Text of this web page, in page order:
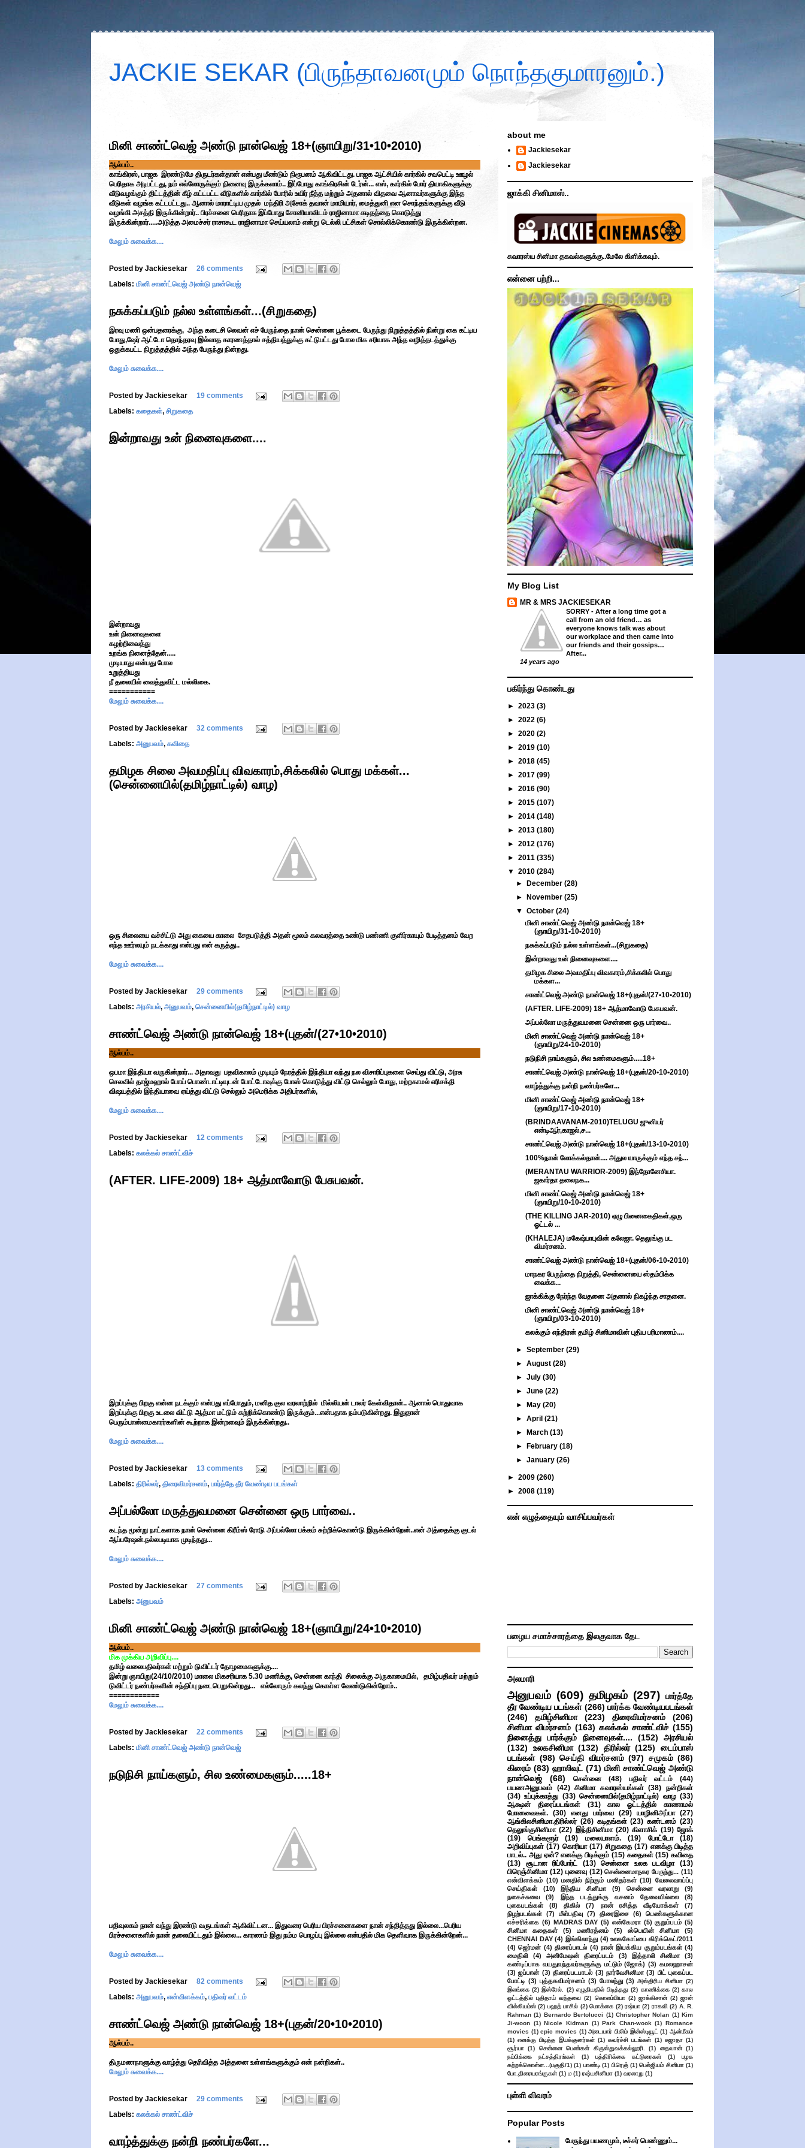
JACKIE SEKAR (பிருந்தாவனமும் நொந்தகுமாரனும்.)
மினி சாண்ட்வெஜ் அண்டு நான்வெஜ் 18+(ஞாயிறு/31•10•2010)
ஆல்பம்..
காங்கிரஸ், பாஜக இரண்டுமே திருடர்கள்தான் என்பது மீண்டும் நிரூபனம் ஆகிவிட்டது. பாஜக ஆட்சியில் கார்கில் சவபெட்டி ஊழல்
பெரிதாக அடிபட்டது, நம் எல்லோருக்கும் நினைவு இருக்கலாம்.. இப்போது காங்கிரசின் டேர்ன்... எஸ், கார்கில் போர் தியாகிகளுக்கு
வீடுவழங்கும் திட்டத்தின் கீழ் கட்டபட்ட வீடுகளில் கார்கில் போரில் உயிர் நீத்த மற்றும் அதனால் விதவை ஆனாவர்களுக்கு இந்த
வீடுகள் வழங்க கட்டபட்டது.. ஆனால் மாராட்டிய முதல் மந்திரி அசோக் தவான் மாமியார், மைத்துனி என சொந்தங்களுக்கு வீடு
வழங்கி அசத்தி இருக்கின்றார்.. பிரச்சனை பெரிதாக இப்போது சோனியாவிடம் ராஜினாமா கடிதத்தை கொடுத்து
இருக்கின்றார்.....அடுத்த அமைச்சர் ராசாகூட ராஜினாமா செய்யலாம் என்று டெல்லி பட்சிகள் சொல்லிக்கொண்டு இருக்கின்றன.
மேலும் சுவைக்க....
Posted by Jackiesekar
26 comments
Labels: மினி சாண்ட்வெஜ் அண்டு நான்வெஜ்
நசுக்கப்படும் நல்ல உள்ளங்கள்...(சிறுகதை)
இரவு மணி ஒன்பதரைக்கு, அந்த கடைசி லெவன் எச் பேருந்தை நான் சென்னை பூக்கடை பேருந்து நிறுத்தத்தில் நின்று கை கட்டிய
போது,ஷேர் ஆட்டோ தொந்தரவு இல்லாத காரணத்தால் சத்தியத்துக்கு கட்டுபட்டது போல மிக சரியாக அந்த வழித்தடத்துக்கு
ஒதுக்கபட்ட நிறுத்தத்தில் அந்த பேருந்து நின்றது.
மேலும் சுவைக்க....
Posted by Jackiesekar
19 comments
Labels: கதைகள், சிறுகதை
இன்றாவது உன் நினைவுகளை....
இன்றாவது
உன் நினைவுகளை
கழற்றிவைத்து
உறங்க நினைத்தேன்.....
முடியாது என்பது போல
உறுத்தியது
நீ தலையில் வைத்துவிட்ட மல்லிகை.
===========
மேலும் சுவைக்க....
Posted by Jackiesekar
32 comments
Labels: அனுபவம், கவிதை
தமிழக சிலை அவமதிப்பு விவகாரம்,சிக்கலில் பொது மக்கள்...
(சென்னையில்(தமிழ்நாட்டில்) வாழ)
ஒரு சிலையை வச்சிட்டு அது கையை காலை சேதபடுத்தி அதன் மூலம் கலவரத்தை உண்டு பண்ணி குளிர்காயும் பேடித்தனம் வேற
எந்த ஊர்லயும் நடக்காது என்பது என் கருத்து..
மேலும் சுவைக்க....
Posted by Jackiesekar
29 comments
Labels: அரசியல், அனுபவம், சென்னையில்(தமிழ்நாட்டில்) வாழ
சாண்ட்வெஜ் அண்டு நான்வெஜ் 18+(புதன்/(27•10•2010)
ஆல்பம்..
ஒபமா இந்தியா வருகின்றார்... அதாவது பதவிகாலம் முடியும் நேரத்தில் இந்தியா வந்து நல விசாரிப்புகளை செய்து விட்டு, அரசு
செலவில் தாஜ்மஹால் போய் பொண்டாட்டியுடன் போட்டோவுக்கு போஸ் கொடுத்து விட்டு செல்லும் போது, மற்றகாமல் எரிசக்தி
விஷயத்தில் இந்தியாவை ஏய்த்து விட்டு செல்லும் அமெரிக்க அதிபர்களில்,
மேலும் சுவைக்க....
Posted by Jackiesekar
12 comments
Labels: கலக்கல் சாண்ட்விச்
(AFTER. LIFE-2009) 18+ ஆத்மாவோடு பேசுபவன்.
இறப்புக்கு பிறகு என்ன நடக்கும் என்பது எப்போதும், மனித குல வரலாற்றில் மில்லியன் டாலர் கேள்விதான்.. ஆனால் பொதுவாக
இறப்புக்கு பிறகு உடலை விட்டு ஆத்மா மட்டும் சுற்றிக்கொண்டு இருக்கும்...என்பதாக நம்படுகின்றது. இதுதான்
பெரும்பான்மைகாரர்களின் கூற்றாக இன்றளவும் இருக்கின்றது..
மேலும் சுவைக்க....
Posted by Jackiesekar
13 comments
Labels: திரில்லர், திரைவிமர்சனம், பார்த்தே தீர வேண்டிய படங்கள்
அப்பல்லோ மருத்துவமனை சென்னை ஒரு பார்வை..
கடந்த மூன்று நாட்களாக நான் சென்னை கிரீம்ஸ் ரோடு அப்பல்லோ பக்கம் சுற்றிக்கொண்டு இருக்கின்றேன்..என் அத்தைக்கு குடல்
ஆப்பரேஷன்.நல்லபடியாக முடிந்தது...
மேலும் சுவைக்க....
Posted by Jackiesekar
27 comments
Labels: அனுபவம்
மினி சாண்ட்வெஜ் அண்டு நான்வெஜ் 18+(ஞாயிறு/24•10•2010)
ஆல்பம்..
மிக முக்கிய அறிவிப்பு....
தமிழ் வலைபதிவர்கள் மற்றும் டுவிட்டர் தோழமைகளுக்கு....
இன்று ஞாயிறு(24/10/2010) மாலை மிகசரியாக 5.30 மணிக்கு, சென்னை காந்தி சிலைக்கு அருகாமையில், தமிழ்பதிவர் மற்றும்
டுவிட்டர் நண்பர்களின் சந்திப்பு நடைபெறுகின்றது... எல்லோரும் கலந்து கொள்ள வேண்டுகின்றோம்..
============
மேலும் சுவைக்க....
Posted by Jackiesekar
22 comments
Labels: மினி சாண்ட்வெஜ் அண்டு நான்வெஜ்
நடுநிசி நாய்களும், சில உண்மைகளும்.....18+
பதிவுலகம் நான் வந்து இரண்டு வருடங்கள் ஆகிவிட்டன... இதுவரை பெரிய பிரச்சனைகளை நான் சந்தித்தது இல்லை...பெரிய
பிரச்சனைகளில் நான் தலையிட்டதும் இல்லை... காரணம் இது நம்ம பொழப்பு இல்லை என்பதில் மிக தெளிவாக இருக்கின்றேன்...
மேலும் சுவைக்க....
Posted by Jackiesekar
82 comments
Labels: அனுபவம், என்விளக்கம், பதிவர் வட்டம்
சாண்ட்வெஜ் அண்டு நான்வெஜ் 18+(புதன்/20•10•2010)
ஆல்பம்..
திருமணநாளுக்கு வாழ்த்து தெரிவித்த அத்தனை உள்ளங்களுக்கும் என் நன்றிகள்..
மேலும் சுவைக்க....
Posted by Jackiesekar
29 comments
Labels: கலக்கல் சாண்ட்விச்
வாழ்த்துக்கு நன்றி நண்பர்களே...
about me
Jackiesekar
Jackiesekar
ஜாக்கி சினிமாஸ்..
சுவாரஸ்ய சினிமா தகவல்களுக்கு..மேலே கிளிக்கவும்.
என்னை பற்றி...
My Blog List
MR & MRS JACKIESEKAR
SORRY - After a long time got a
call from an old friend… as
everyone knows talk was about
our workplace and then came into
our friends and their gossips…
After...
14 years ago
பகிர்ந்து கொண்டது
► 2023 (3)
► 2022 (6)
► 2020 (2)
► 2019 (10)
► 2018 (45)
► 2017 (99)
► 2016 (90)
► 2015 (107)
► 2014 (148)
► 2013 (180)
► 2012 (176)
► 2011 (335)
▼ 2010 (284)
►
December(28)
►
November(25)
▼October(24)
மினி சாண்ட்வெஜ் அண்டு நான்வெஜ் 18+
(ஞாயிறு/31•10•2010)
நசுக்கப்படும் நல்ல உள்ளங்கள்...(சிறுகதை)
இன்றாவது உன் நினைவுகளை....
தமிழக சிலை அவமதிப்பு விவகாரம்,சிக்கலில் பொது
மக்கள...
சாண்ட்வெஜ் அண்டு நான்வெஜ் 18+(புதன்/(27•10•2010)
(AFTER. LIFE-2009) 18+ ஆத்மாவோடு பேசுபவன்.
அப்பல்லோ மருத்துவமனை சென்னை ஒரு பார்வை..
மினி சாண்ட்வெஜ் அண்டு நான்வெஜ் 18+
(ஞாயிறு/24•10•2010)
நடுநிசி நாய்களும், சில உண்மைகளும்.....18+
சாண்ட்வெஜ் அண்டு நான்வெஜ் 18+(புதன்/20•10•2010)
வாழ்த்துக்கு நன்றி நண்பர்களே...
மினி சாண்ட்வெஜ் அண்டு நான்வெஜ் 18+
(ஞாயிறு/17•10•2010)
(BRINDAAVANAM-2010)TELUGU ஜுனியர்
என்டிஆர்,காஜல்,ச...
சாண்ட்வெஜ் அண்டு நான்வெஜ் 18+(புதன்/13•10•2010)
100%நான் லோக்கல்தான்.... அதுல யாருக்கும் எந்த சந்...
(MERANTAU WARRIOR-2009) இந்தோனேசியா.
ஜகார்தா தலைநக...
மினி சாண்ட்வெஜ் அண்டு நான்வெஜ் 18+
(ஞாயிறு/10•10•2010)
(THE KILLING JAR-2010) ஏழு பினைகைதிகள்,ஒரு
ஓட்டல் ...
(KHALEJA) மகேஷ்பாபுவின் கலேஜா. தெலுங்கு பட
விமர்சனம்.
சாண்ட்வெஜ் அண்டு நான்வெஜ் 18+(புதன்/06•10•2010)
மாநகர பேருந்தை நிறுத்தி, சென்னையை ஸ்தம்பிக்க
வைக்க...
ஜாக்கிக்கு நேர்ந்த வேதனை அதனால் நிகழ்ந்த சாதனை.
மினி சாண்ட்வெஜ் அண்டு நான்வெஜ் 18+
(ஞாயிறு/03•10•2010)
கலக்கும் எந்திரன் தமிழ் சினிமாவின் புதிய பரிமாணம்....
►September(29)
►August(28)
►July(30)
►June(22)
►
May(20)
►April(21)
►
March(13)
►
February(18)
►January(26)
► 2009 (260)
► 2008 (119)
என் எழுத்தையும் வாசிப்பவர்கள்
பழைய சமாச்சாரத்தை இலகுவாக தேட
அலமாரி
அனுபவம் (609) தமிழகம் (297) பார்த்தே
தீர வேண்டிய படங்கள் (266) பார்க்க வேண்டியபடங்கள்
(246)
தமிழ்சினிமா (223) திரைவிமர்சனம்
(206)
சினிமா விமர்சனம் (163) கலக்கல் சாண்ட்விச் (155)
நினைத்து பார்க்கும் நினைவுகள்....
(152)
அரசியல்
(132)
உலகசினிமா (132) திரில்லர் (125)
டைம்பாஸ்
படங்கள் (98) செய்தி விமர்சனம் (97) சமுகம் (86)
கிரைம் (83) ஹாலிவுட் (71) மினி சாண்ட்வெஜ் அண்டு
நான்வெஜ்
(68) சென்னை (48) பதிவர் வட்டம்
(44)
பயணஅனுபவம் (42) சினிமா சுவாரஸ்யங்கள் (38) நன்றிகள்
(34) உப்புக்காத்து (33) சென்னையில்(தமிழ்நாட்டில்) வாழ (33)
ஆக்ஷன் திரைப்படங்கள்
(31)
கால ஓட்டத்தில் காணாமல்
போனவைகள். (30) எனது பார்வை (29) யாழினிஅப்பா (27)
ஆங்கிலசினிமா.திரில்லர் (26) கடிதங்கள் (23) கண்டனம் (23)
தெலுங்குசினிமா (22) இந்திசினிமா (20) கிளாசிக் (19) ஜோக்
(19)
பெங்களூர் (19) மலையாளம். (19) போட்டோ
(18)
அறிவிப்புகள் (17) கொரியா (17) சிறுகதை (17) எனக்கு பிடித்த
பாடல்.. அது ஏன்? எனக்கு பிடிக்கும் (15) கதைகள் (15) கவிதை
(13)
சூடான ரிப்போர்ட் (13) சென்னை உலக படவிழா
(13)
பிரெஞ்சினிமா (12) புனைவு (12) சென்னைமாநகர பேருந்து... (11)
என்விளக்கம் (10) மனதில் நிற்கும் மனிதர்கள் (10) வேலைவாய்ப்பு
செய்திகள்
(10) இந்திய சினிமா (9) சென்னை வரலாறு
(9)
நகைச்சுவை
(9) இந்த படத்துக்கு வசனம் தேவையில்லை
(8)
புகைபடங்கள்
(8) திகில் (7) நான் ரசித்த வீடியோக்கள்
(7)
நிழற்படங்கள் (7) மீள்பதிவு (7) திரைஇசை (6)
பெண்களுக்கான
எச்சரிக்கை (6) MADRAS DAY (5) என்கேமரா (5) குறும்படம் (5)
சினிமா கதைகள்
(5) மணிரத்னம் (5) ஸ்பெயின் சினிமா
(5)
CHENNAI DAY (4) இங்கிலாந்து (4) உலககோப்பை கிரிக்கெட்/2011
(4) ஜெர்மன் (4) திரைப்பாடல் (4) நான் இயக்கிய குறும்படங்கள் (4)
மைதிலி
(4) அனிமேஷன் திரைப்படம் (3) இத்தாலி சினிமா
(3)
கண்டிப்பாக வயதுவந்தவர்களுக்கு மட்டும் (ஜோக்) (3) கமலஹாசன்
(3) ஜப்பான் (3) திரைப்படபாடல் (3) நார்வேசினிமா (3) பிட் புகைப்பட
போட்டி (3) புத்தகவிமர்சனம் (3) போலந்து (3) அஸ்திரிய சினிமா (2)
இலங்கை (2) இஸ்ரேல். (2) எழுதியதில் பிடித்தது (2) காணிக்கை (2) கால
ஓட்டத்தில் புதிதாய் வந்தவை (2) கொலம்பியா (2) ஜாக்கிசான் (2) ஜான்
வில்லியம்ஸ் (2) பஹத் பாசில் (2) மொக்கை (2) ரஷ்யா (2) ராகவி (2) A. R.
Rahman (1) Bernardo Bertolucci (1) Christopher Nolan (1) Kim
Ji-woon (1) Nicole Kidman (1) Park Chan-wook (1) Romance
movies (1) epic movies (1) அடையார் பிலிம் இன்ஸ்டியூட் (1) ஆன்மீகம்
(1) எனக்கு பிடித்த இயக்குனர்கள் (1) கவர்ச்சி படங்கள் (1) சுஜாதா (1)
சூர்யா (1) சென்னை பெண்கள் கிருஸ்துவக்கல்லூரி. (1) தைவான் (1)
நம்பிக்கை நட்சத்திரங்கள்
(1) பத்திரிக்கை கட்டுரைகள் (1)
பழக
கற்றக்கொள்ள...(பகுதி/1) (1) பாண்டி (1) பிரெஞ் (1) பெல்ஜியம் சினிமா (1)
போ.திரையரங்குகள் (1) ம (1) ரஷ்யசினிமா (1) வரலாறு (1)
புள்ளி விவரம்
Popular Posts
பேருந்து பயணமும், டீச்சர் பெண்ணும்...